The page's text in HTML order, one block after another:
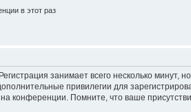
в этот раз
занимает всего несколько минут,
привилегии для
конференции. Помните, что ваше